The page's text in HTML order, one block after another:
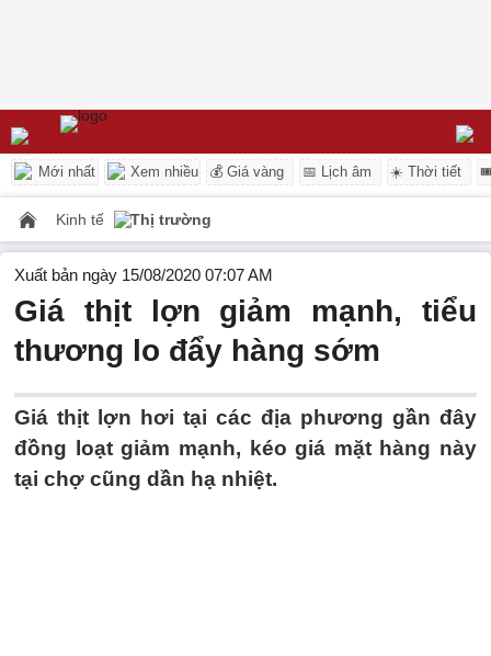
Mới nhất Xem nhiều 💰 Giá vàng 📅 Lịch âm ☀️ Thời tiết
Kinh tế Thị trường
Xuất bản ngày 15/08/2020 07:07 AM
Giá thịt lợn giảm mạnh, tiểu
thương lo đẩy hàng sớm
Giá thịt lợn hơi tại các địa phương gần đây
đồng loạt giảm mạnh, kéo giá mặt hàng này
tại chợ cũng dần hạ nhiệt.